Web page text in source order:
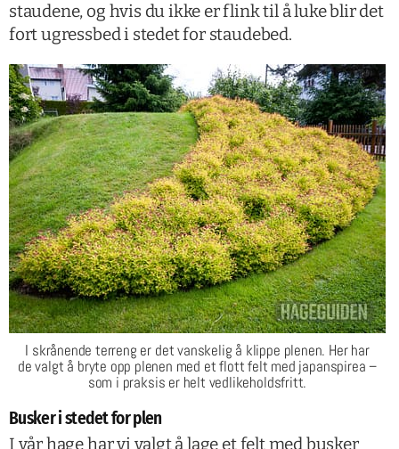
staudene, og hvis du ikke er flink til å luke blir det
fort ugressbed i stedet for staudebed.
I skrånende terreng er det vanskelig å klippe plenen. Her har
de valgt å bryte opp plenen med et flott felt med japanspirea –
som i praksis er helt vedlikeholdsfritt.
Busker i stedet for plen
I vår hage har vi valgt å lage et felt med busker